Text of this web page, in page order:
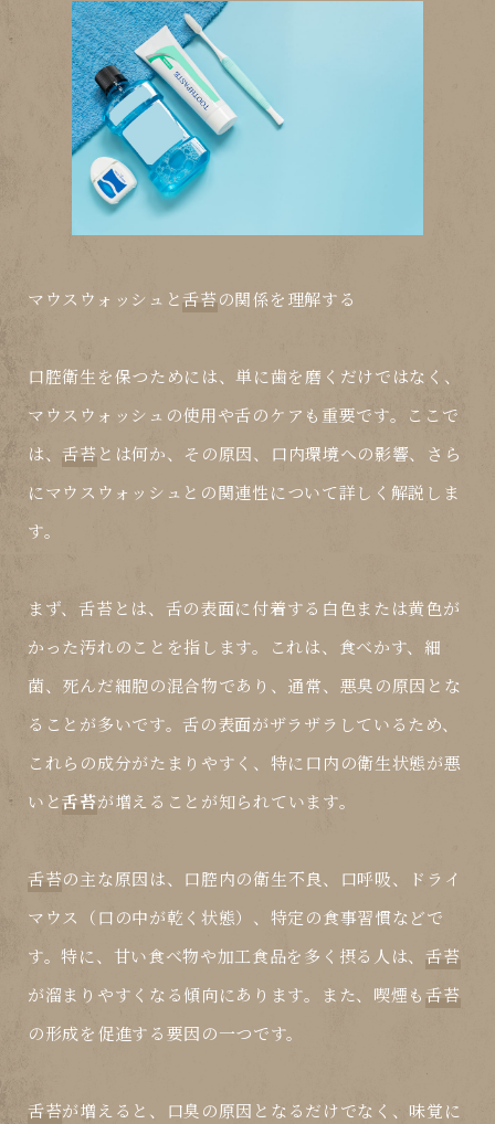
マウスウォッシュ と舌苔の関係を理解する
口腔衛生を保つためには、単に歯を磨くだけではなく、
マウスウォッシュ の使用や舌のケアも重要です。ここで
は、舌苔とは何か、その原因、口内環境への影響、さら
にマウスウォッシュ との関連性について詳しく解説しま
す。
まず、舌苔 とは、舌の表面に付着する白色または黄色が
かった汚れのことを指します。これは、食べかす、細
菌、死んだ細胞の混合物であり、通常、悪臭の原因とな
ることが多いです。舌の表面がザラザラしているため、
これらの成分がたまりやすく、特に口内の衛生状態が悪
いと舌苔が増えることが知られています。
舌苔の主な原因は、口腔内の衛生不良、口呼吸、ドライ
マウス（口の中が乾く状態）、特定の食事習慣などで
す。特に、甘い食べ物や加工食品を多く摂る人は、舌苔
が溜まりやすくなる傾向にあります。また、喫煙も舌苔
の形成を促進する要因の一つです。
舌苔が増えると、口臭の原因となるだけでなく、味覚に